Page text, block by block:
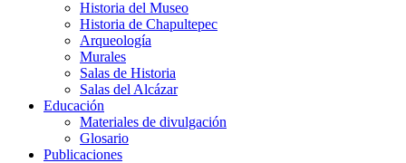
Historia del Museo
Historia de Chapultepec
Arqueología
Murales
Salas de Historia
Salas del Alcázar
Educación
Materiales de divulgación
Glosario
Publicaciones